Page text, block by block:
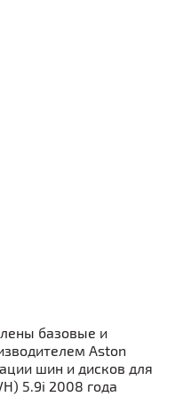
базовые и
Aston
шин и дисков для
5.9i 2008 года